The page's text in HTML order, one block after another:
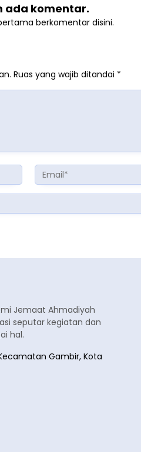
ada komentar.
berkomentar disini.
Ruas yang wajib ditandai *
Jemaat Ahmadiyah
seputar kegiatan dan
hal.
Gambir, Kota